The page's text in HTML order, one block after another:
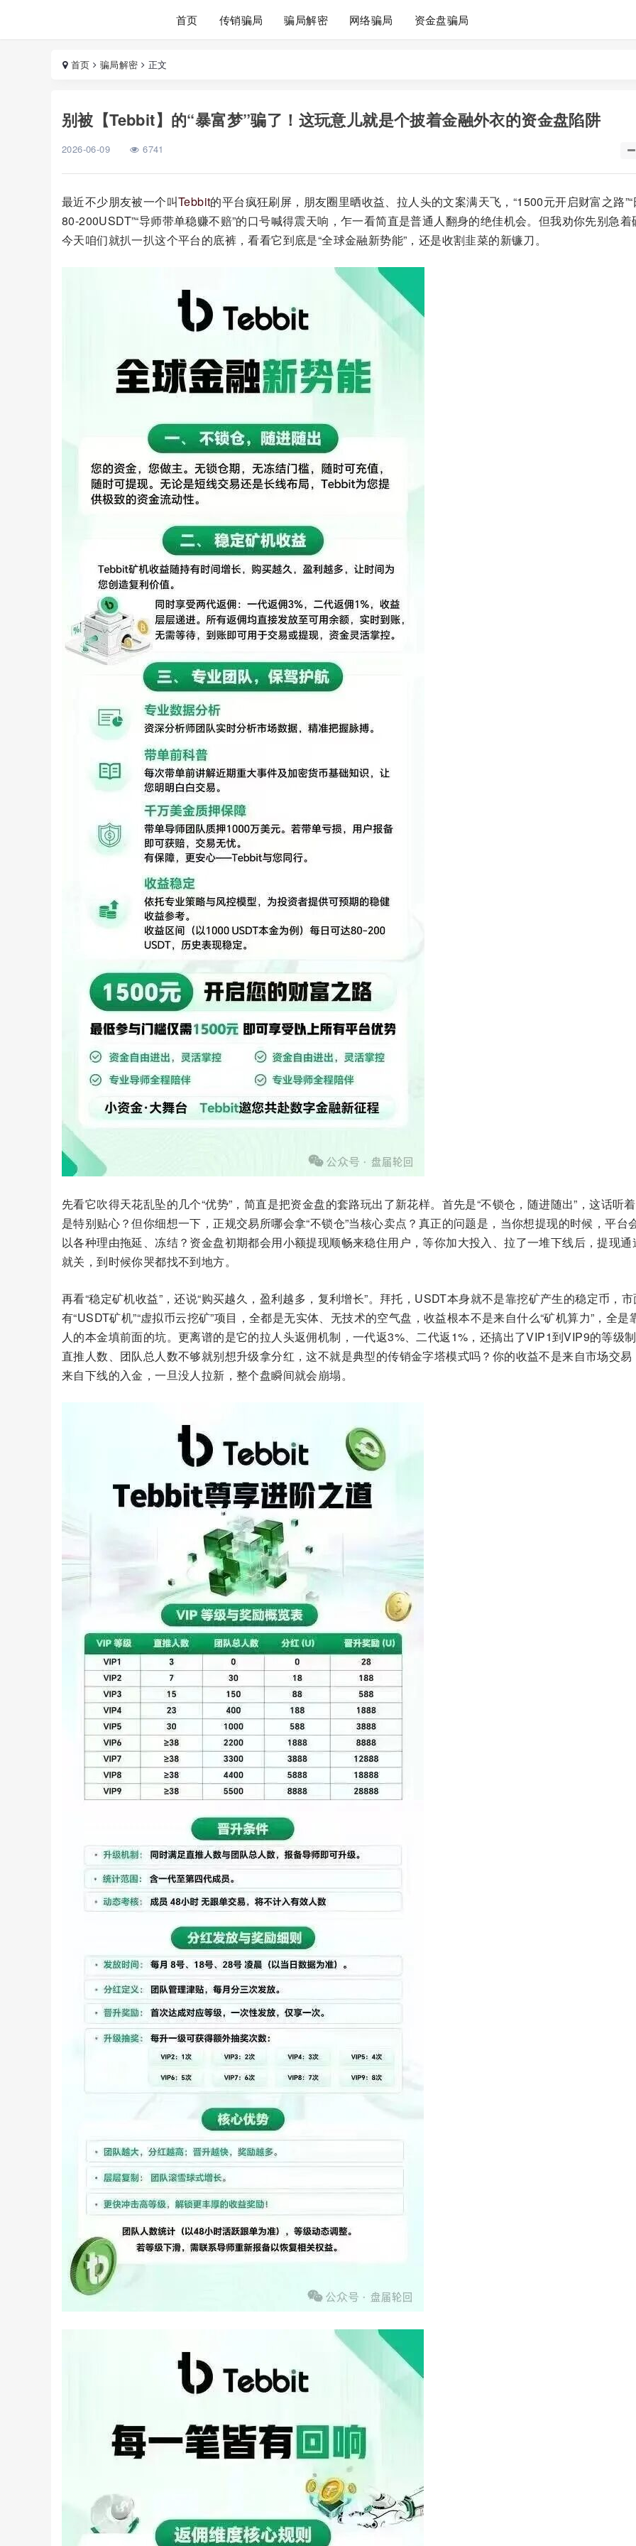
首页 传销骗局 骗局解密 网络骗局 资金盘骗局
首页 骗局解密 正文
别被【Tebbit】的“暴富梦”骗了！这玩意儿就是个披着金融外衣的资金盘陷阱
2026-06-09 6741
最近不少朋友被一个叫Tebbit的平台疯狂刷屏，朋友圈里晒收益、拉人头的文案满天飞，“1500元开启财富之路
80-200USDT”“导师带单稳赚不赔”的口号喊得震天响，乍一看简直是普通人翻身的绝佳机会。但我劝你先别急着
今天咱们就扒一扒这个平台的底裤，看看它到底是“全球金融新势能”，还是收割韭菜的新镰刀。
先看它吹得天花乱坠的几个“优势”，简直是把资金盘的套路玩出了新花样。首先是“不锁仓，随进随出”，这话听
是特别贴心？但你细想一下，正规交易所哪会拿“不锁仓”当核心卖点？真正的问题是，当你想提现的时候，平台
以各种理由拖延、冻结？资金盘初期都会用小额提现顺畅来稳住用户，等你加大投入、拉了一堆下线后，提现通
就关，到时候你哭都找不到地方。
再看“稳定矿机收益”，还说“购买越久，盈利越多，复利增长”。拜托，USDT本身就不是靠挖矿产生的稳定币，
有“USDT矿机”“虚拟币云挖矿”项目，全都是无实体、无技术的空气盘，收益根本不是来自什么“矿机算力”，全是
人的本金填前面的坑。更离谱的是它的拉人头返佣机制，一代返3%、二代返1%，还搞出了VIP1到VIP9的等级制
直推人数、团队总人数不够就别想升级拿分红，这不就是典型的传销金字塔模式吗？你的收益不是来自市场交易
来自下线的入金，一旦没人拉新，整个盘瞬间就会崩塌。